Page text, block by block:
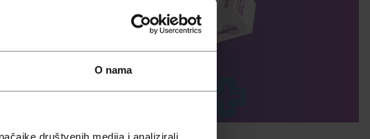
O nama
društvenih medija i analizirali